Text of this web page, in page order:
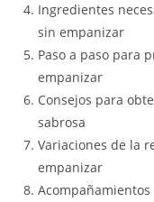
Ingredientes
sin empanizar
Paso a paso para
empanizar
Consejos para
sabrosa
Variaciones de la
empanizar